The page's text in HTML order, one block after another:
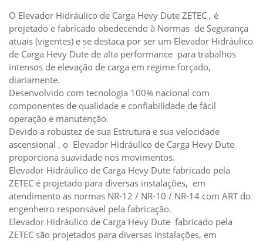
O Elevador Hidráulico de Carga Hevy Dute ZETEC , é
projetado e fabricado obedecendo à Normas de Segurança
atuais (vigentes) e se destaca por ser um Elevador Hidráulico
de Carga Hevy Dute de alta performance para trabalhos
intensos de elevação de carga em regime forçado,
diariamente.
Desenvolvido com tecnologia 100% nacional com
componentes de qualidade e confiabilidade de fácil
operação e manutenção.
Devido a robustez de sua Estrutura e sua velocidade
ascensional , o Elevador Hidráulico de Carga Hevy Dute
proporciona suavidade nos movimentos.
Elevador Hidráulico de Carga Hevy Dute fabricado pela
ZETEC é projetado para diversas instalações, em
atendimento as normas NR-12 / NR-10 / NR-14 com ART do
engenheiro responsável pela fabricação.
Elevador Hidráulico de Carga Hevy Dute fabricado pela
ZETEC são projetados para diversas instalações, em